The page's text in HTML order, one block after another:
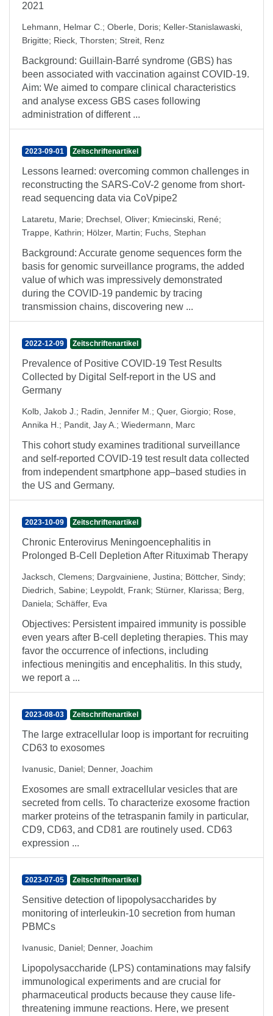
2021
Lehmann, Helmar C. ; Oberle, Doris; Keller-Stanislawaski,
Brigitte; Rieck, Thorsten; Streit, Renz
Background: Guillain-Barré syndrome (GBS) has
been associated with vaccination against COVID-19.
Aim: We aimed to compare clinical characteristics
and analyse excess GBS cases following
administration of different ...
2023-09-01 Zeitschriftenartikel
Lessons learned: overcoming common challenges in
reconstructing the SARS-CoV-2 genome from short-
read sequencing data via CoVpipe2
Lataretu, Marie; Drechsel, Oliver; Kmiecinski, René;
Trappe, Kathrin; Hölzer, Martin; Fuchs, Stephan
Background: Accurate genome sequences form the
basis for genomic surveillance programs, the added
value of which was impressively demonstrated
during the COVID-19 pandemic by tracing
transmission chains, discovering new ...
2022-12-09 Zeitschriftenartikel
Prevalence of Positive COVID-19 Test Results
Collected by Digital Self-report in the US and
Germany
Kolb, Jakob J. ; Radin, Jennifer M. ; Quer, Giorgio; Rose,
Annika H. ; Pandit, Jay A. ; Wiedermann, Marc
This cohort study examines traditional surveillance
and self-reported COVID-19 test result data collected
from independent smartphone app–based studies in
the US and Germany.
2023-10-09 Zeitschriftenartikel
Chronic Enterovirus Meningoencephalitis in
Prolonged B-Cell Depletion After Rituximab Therapy
Jacksch, Clemens; Dargvainiene, Justina; Böttcher, Sindy;
Diedrich, Sabine; Leypoldt, Frank; Stürner, Klarissa; Berg,
Daniela; Schäffer, Eva
Objectives: Persistent impaired immunity is possible
even years after B-cell depleting therapies. This may
favor the occurrence of infections, including
infectious meningitis and encephalitis. In this study,
we report a ...
2023-08-03 Zeitschriftenartikel
The large extracellular loop is important for recruiting
CD63 to exosomes
Ivanusic, Daniel; Denner, Joachim
Exosomes are small extracellular vesicles that are
secreted from cells. To characterize exosome fraction
marker proteins of the tetraspanin family in particular,
CD9, CD63, and CD81 are routinely used. CD63
expression ...
2023-07-05 Zeitschriftenartikel
Sensitive detection of lipopolysaccharides by
monitoring of interleukin-10 secretion from human
PBMCs
Ivanusic, Daniel; Denner, Joachim
Lipopolysaccharide (LPS) contaminations may falsify
immunological experiments and are crucial for
pharmaceutical products because they cause life-
threatening immune reactions. Here, we present